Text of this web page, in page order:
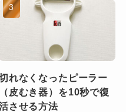
れなくなったピーラー
（皮むき器）を10秒で復
させる方法